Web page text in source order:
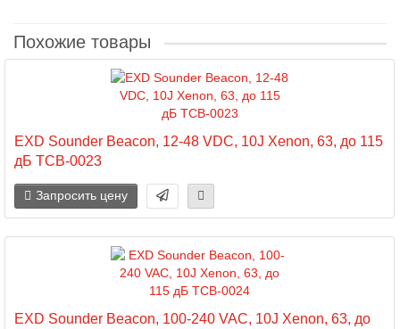
Похожие товары
EXD Sounder Beacon, 12-48 VDC, 10J Xenon, 63, до 115
дБ TCB-0023
Запросить цену
EXD Sounder Beacon, 100-240 VAC, 10J Xenon, 63, до